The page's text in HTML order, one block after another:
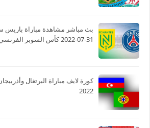
بث مباشر مشاهدة مباراة باريس
31-07-2022 كأس السوبر الفرنسي
كورة لايف مباراة البرتغال
2022